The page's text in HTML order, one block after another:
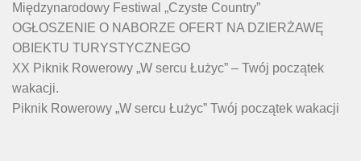
Międzynarodowy Festiwal „Czyste Country”
OGŁOSZENIE O NABORZE OFERT NA DZIERŻAWĘ
OBIEKTU TURYSTYCZNEGO
XX Piknik Rowerowy „W sercu Łużyc” – Twój początek
wakacji.
Piknik Rowerowy „W sercu Łużyc” Twój początek wakacji